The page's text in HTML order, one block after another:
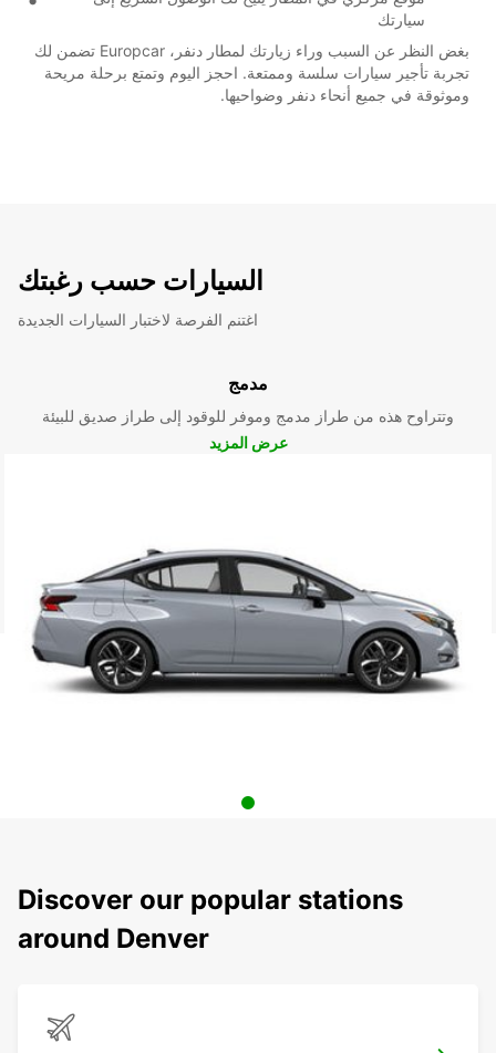
سيارتك
بغض النظر عن السبب وراء زيارتك لمطار دنفر، Europcar تضمن لك
تجربة تأجير سيارات سلسة وممتعة. احجز اليوم وتمتع برحلة مريحة
وموثوقة في جميع أنحاء دنفر وضواحيها.
السيارات حسب رغبتك
اغتنم الفرصة لاختبار السيارات الجديدة
مدمج
وتتراوح هذه من طراز مدمج وموفر للوقود إلى طراز صديق للبيئة
عرض المزيد
Discover our popular stations
around Denver